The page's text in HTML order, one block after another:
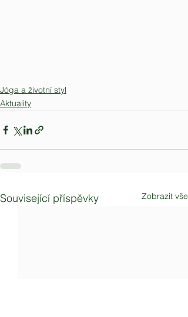
Jóga a životní styl
Aktuality
Související příspěvky Zobrazit vše